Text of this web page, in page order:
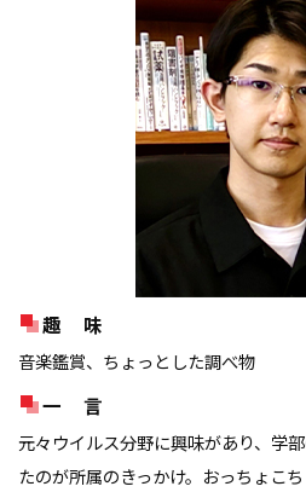
趣 味
音楽鑑賞、ちょっとした調べ物
一 言
元々ウイルス分野に興味があり、学
たのが所属のきっかけ。おっちょこ